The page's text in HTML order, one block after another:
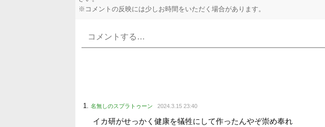
Powered by livedoor 相互RSS
※コメントの反映には少しお時間をいただく場合があります。
名無しのスプラトゥーン 2024.3.15 23:40
イカ研がせっかく健康を犠牲にして作ったんやぞ崇め奉れ